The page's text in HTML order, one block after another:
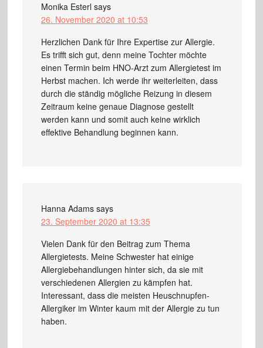
Monika Esterl says
26. November 2020 at 10:53
Herzlichen Dank für Ihre Expertise zur Allergie.
Es trifft sich gut, denn meine Tochter möchte
einen Termin beim HNO-Arzt zum Allergietest im
Herbst machen. Ich werde ihr weiterleiten, dass
durch die ständig mögliche Reizung in diesem
Zeitraum keine genaue Diagnose gestellt
werden kann und somit auch keine wirklich
effektive Behandlung beginnen kann.
Hanna Adams says
23. September 2020 at 13:35
Vielen Dank für den Beitrag zum Thema
Allergietests. Meine Schwester hat einige
Allergiebehandlungen hinter sich, da sie mit
verschiedenen Allergien zu kämpfen hat.
Interessant, dass die meisten Heuschnupfen-
Allergiker im Winter kaum mit der Allergie zu tun
haben.